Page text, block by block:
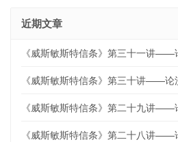
近期文章
《威斯敏斯特信条》第三十一讲——
《威斯敏斯特信条》第三十讲——论
《威斯敏斯特信条》第二十九讲——
《威斯敏斯特信条》第二十八讲——